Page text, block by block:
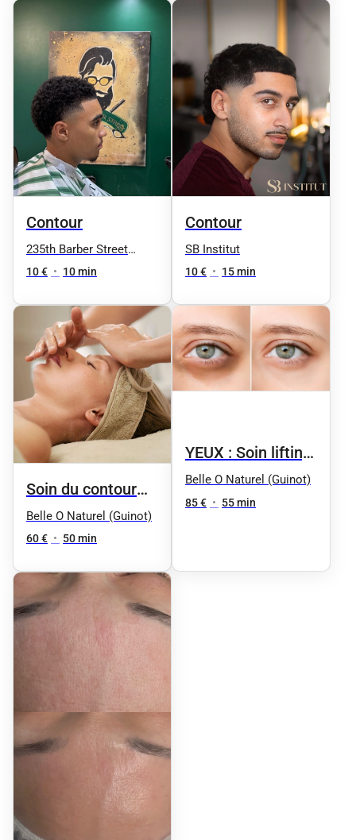
Contour
235th Barber Street
Nation
10 € • 10 min
Contour
SB Institut
10 € • 15 min
Soin du contour
des yeux "Phyt'
Sublim eyes" by
Belle O Naturel (Guinot)
60 € • 50 min
YEUX : Soin lifting
des yeux (rides,
poches, cernes,
Belle O Naturel (Guinot)
85 € • 55 min